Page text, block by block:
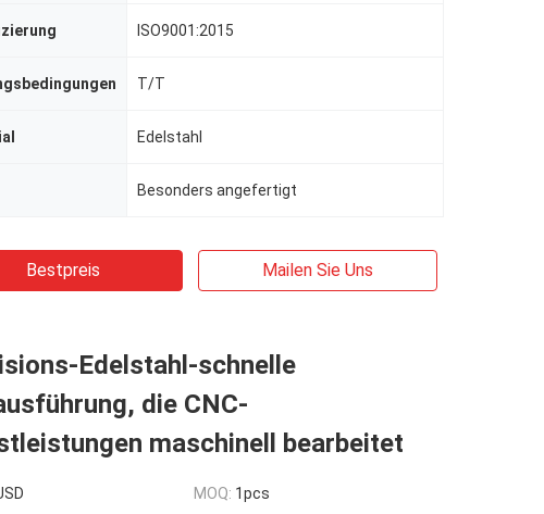
ISO9001:2015
T/T
Edelstahl
Besonders angefertigt
Bestpreis Mailen Sie Uns
Edelstahl-schnelle
die CNC-
maschinell bearbeitet
MOQ: 1pcs